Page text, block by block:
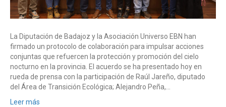
La Diputación de Badajoz y la Asociación Universo EBN han
firmado un protocolo de colaboración para impulsar acciones
conjuntas que refuercen la protección y promoción del cielo
nocturno en la provincia. El acuerdo se ha presentado hoy en
rueda de prensa con la participación de Raúl Jareño, diputado
del Área de Transición Ecológica; Alejandro Peña,…
Leer más